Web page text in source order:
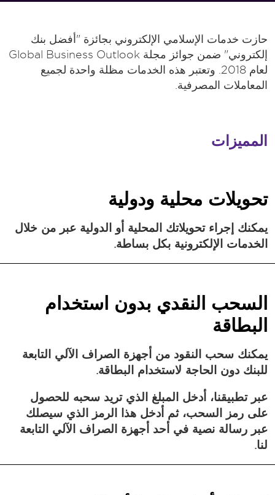
حازت خدمات الإسلامي الإلكتروني بجائزة "أفضل بنك
إلكتروني" ضمن جوائز مجلة Global Business Outlook
لعام 2018. وتعتبر هذه الخدمات مظلة واحدة لجميع
المعاملات المصرفية.
المميزات
تحويلات محلية ودولية
يمكنك إجراء تحويلاتك المحلية أو الدولية عبر من خلال
الخدمات الإلكترونية بكل بساطة.
السحب النقدي بدون استخدام
البطاقة
يمكنك سحب النقود من أجهزة الصراف الآلي التابعة
للبنك دون الحاجة لاستخدام البطاقة.
عبر تطبيقنا، أدخل المبلغ الذي تريد سحبه للحصول
على رمز السحب، ثم أدخل هذا الرمز الذي سيصلك
عبر رسالة نصية في أحد أجهزة الصراف الآلي التابعة
لنا.